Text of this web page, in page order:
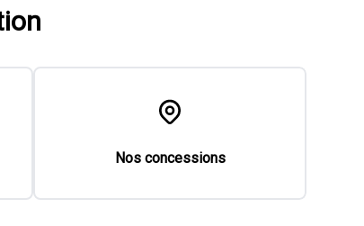
Nos concessions